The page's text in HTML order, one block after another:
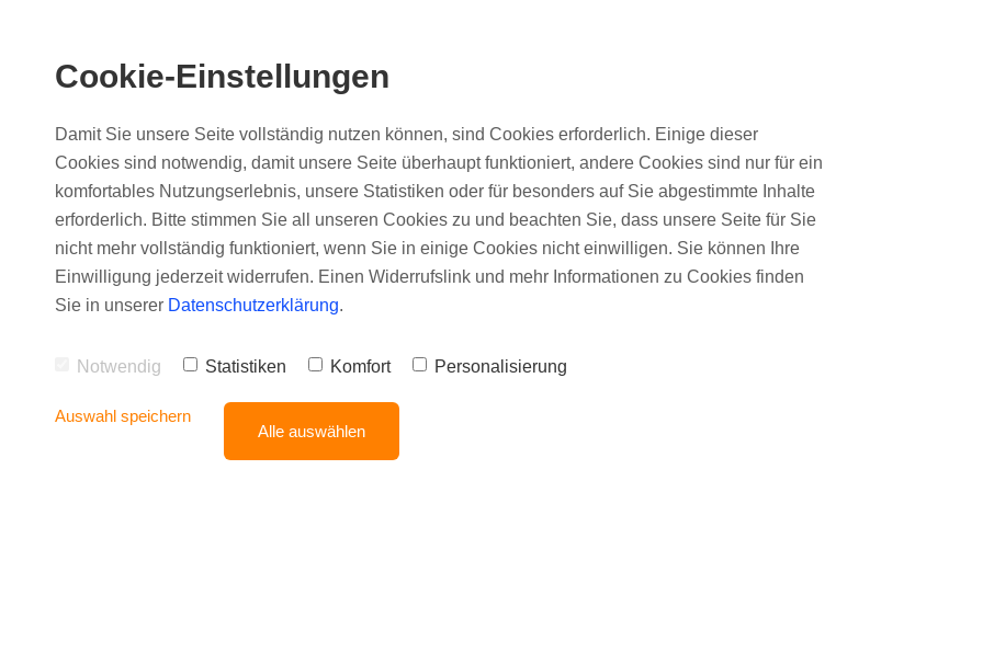
Cookie-Einstellungen
Damit Sie unsere Seite vollständig nutzen können, sind Cookies erforderlich. Einige dieser
Cookies sind notwendig, damit unsere Seite überhaupt funktioniert, andere Cookies sind nur für ein
komfortables Nutzungserlebnis, unsere Statistiken oder für besonders auf Sie abgestimmte Inhalte
erforderlich. Bitte stimmen Sie all unseren Cookies zu und beachten Sie, dass unsere Seite für Sie
nicht mehr vollständig funktioniert, wenn Sie in einige Cookies nicht einwilligen. Sie können Ihre
Einwilligung jederzeit widerrufen. Einen Widerrufslink und mehr Informationen zu Cookies finden
Sie in unserer Datenschutzerklärung.
Notwendig Statistiken Komfort Personalisierung
Auswahl speichern
Alle auswählen